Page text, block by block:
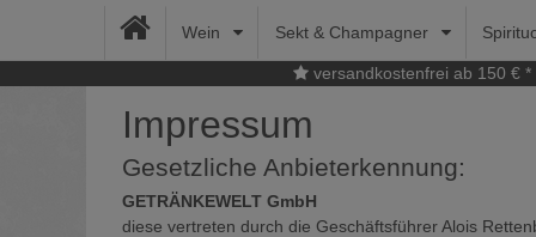
Wein Sekt & Champagner
versandkostenfrei ab 150 € *
Impressum
Gesetzliche Anbieterkennung:
GETRÄNKEWELT GmbH
diese vertreten durch die Geschäftsführer Alois